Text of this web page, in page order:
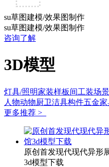
su草图建模/效果图制作
su草图建模/效果图制作
咨询了解
3D模型
灯具/照明家装样板间工装场景
人物动物厨卫洁具构件五金家
更多推荐 >
原创首发现代现代异形
3d模型下载